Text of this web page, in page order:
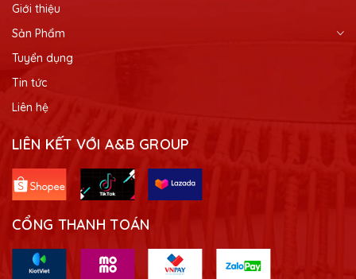
Giới thiệu
Sản Phẩm
Tuyển dụng
Tin tức
Liên hệ
LIÊN KẾT VỚI A&B GROUP
CỔNG THANH TOÁN